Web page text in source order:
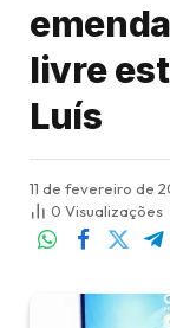
livre
Luís
11 de fevereiro de
0 Visualizações